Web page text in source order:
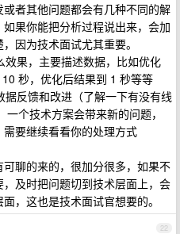
者其他问题都会有几种不同的解
果你能把分析过程说出来，会加
因为技术面试尤其重要。
果，主要描述数据，比如优化
秒，优化后结果到 1 秒等等
反馈和改进（了解一下有没有线
个技术方案会带来新的问题，
需要继续看看你的处理方式
聊的来的，很加分很多，如果不
及时把问题切到技术层面上，会
，这也是技术面试官想要的。
22